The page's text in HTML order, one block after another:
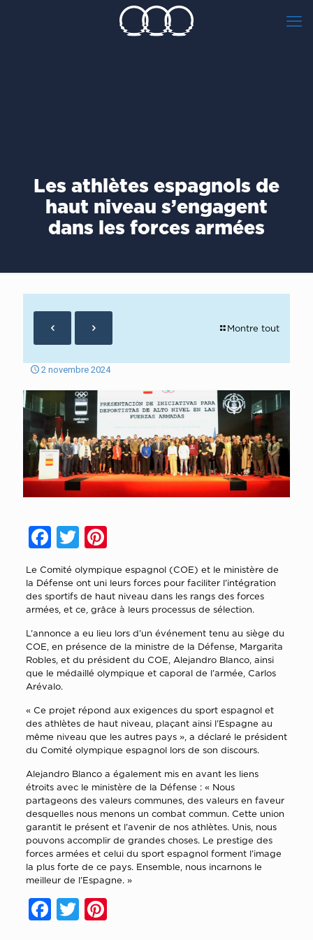
Les athlètes espagnols de
haut niveau s’engagent
dans les forces armées
Montre tout
2 novembre 2024
Facebook
TwitterPinterest
Le Comité olympique espagnol (COE) et le ministère de
la Défense ont uni leurs forces pour faciliter l’intégration
des sportifs de haut niveau dans les rangs des forces
armées, et ce, grâce à leurs processus de sélection.
L’annonce a eu lieu lors d’un événement tenu au siège du
COE, en présence de la ministre de la Défense, Margarita
Robles, et du président du COE, Alejandro Blanco, ainsi
que le médaillé olympique et caporal de l’armée, Carlos
Arévalo.
« Ce projet répond aux exigences du sport espagnol et
des athlètes de haut niveau, plaçant ainsi l’Espagne au
même niveau que les autres pays », a déclaré le président
du Comité olympique espagnol lors de son discours.
Alejandro Blanco a également mis en avant les liens
étroits avec le ministère de la Défense : « Nous
partageons des valeurs communes, des valeurs en faveur
desquelles nous menons un combat commun. Cette union
garantit le présent et l’avenir de nos athlètes. Unis, nous
pouvons accomplir de grandes choses. Le prestige des
forces armées et celui du sport espagnol forment l’image
la plus forte de ce pays. Ensemble, nous incarnons le
meilleur de l’Espagne. »
Facebook
TwitterPinterest